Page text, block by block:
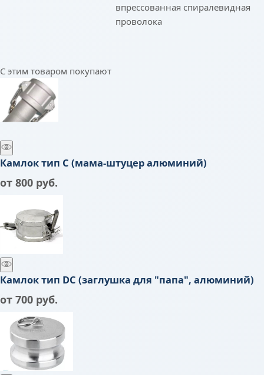
впрессованная спиралевидная
проволока
С этим товаром покупают
Камлок тип C (мама-штуцер алюминий)
от 800 руб.
Камлок тип DC (заглушка для "папа", алюминий)
от 700 руб.